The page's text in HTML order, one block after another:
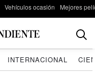
Vehículos ocasión Mejores
INTERNACIONAL